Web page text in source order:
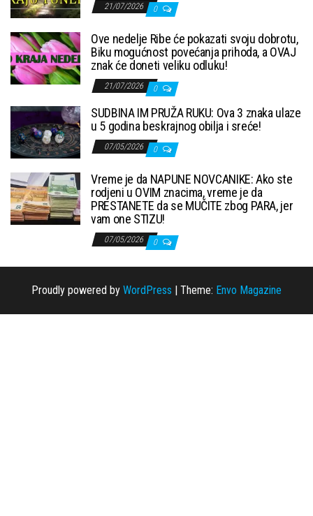
21/07/2026 0
Ove nedelje Ribe će pokazati svoju dobrotu,
Biku mogućnost povećanja prihoda, a OVAJ
znak će doneti veliku odluku!
21/07/2026 0
SUDBINA IM PRUŽA RUKU: Ova 3 znaka ulaze
u 5 godina beskrajnog obilja i sreće!
07/05/2026 0
Vreme je da NAPUNE NOVCANIKE: Ako ste
rodjeni u OVIM znacima, vreme je da
PRESTANETE da se MUČITE zbog PARA, jer
vam one STIZU!
07/05/2026 0
Proudly powered by WordPress | Theme: Envo Magazine